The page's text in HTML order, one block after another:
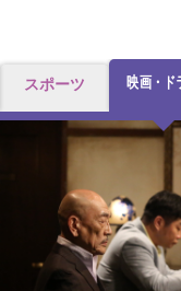
スポーツ 映画・ド